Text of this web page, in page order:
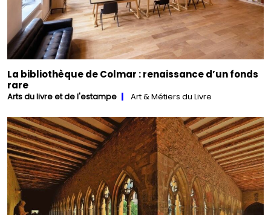
La bibliothèque de Colmar : renaissance d’un fonds
rare
Arts du livre et de l'estampe Art & Métiers du Livre